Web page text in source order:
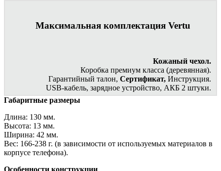
Максимальная комплектация Vertu
Кожаный чехол.
Коробка премиум класса (деревянная).
Гарантийный талон, Сертификат, Инструкция.
USB-кабель, зарядное устройство, АКБ 2 штуки.
Габаритные размеры
Длина: 130 мм.
Высота: 13 мм.
Ширина: 42 мм.
Вес: 166-238 г. (в зависимости от используемых материалов в
корпусе телефона).